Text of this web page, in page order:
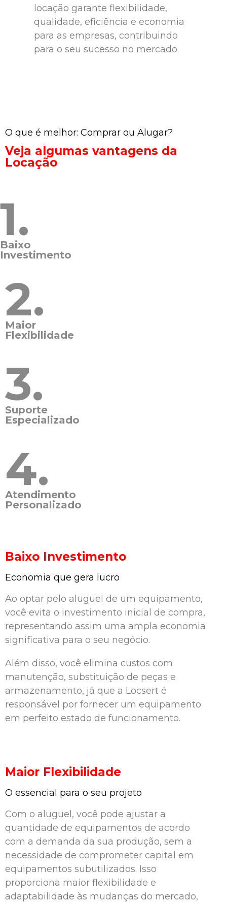
locação garante flexibilidade,
qualidade, eficiência e economia
para as empresas, contribuindo
para o seu sucesso no mercado.
O que é melhor: Comprar ou Alugar?
Veja algumas vantagens da
Locação
1.
Baixo
Investimento
2.
Maior
Flexibilidade
3.
Suporte
Especializado
4.
Atendimento
Personalizado
Baixo Investimento
Economia que gera lucro
Ao optar pelo aluguel de um equipamento,
você evita o investimento inicial de compra,
representando assim uma ampla economia
significativa para o seu negócio.
Além disso, você elimina custos com
manutenção, substituição de peças e
armazenamento, já que a Locsert é
responsável por fornecer um equipamento
em perfeito estado de funcionamento.
Maior Flexibilidade
O essencial para o seu projeto
Com o aluguel, você pode ajustar a
quantidade de equipamentos de acordo
com a demanda da sua produção, sem a
necessidade de comprometer capital em
equipamentos subutilizados. Isso
proporciona maior flexibilidade e
adaptabilidade às mudanças do mercado,